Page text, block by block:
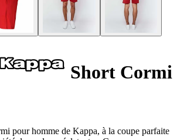
Short Cormi
pour homme de Kappa, à la coupe parfaite